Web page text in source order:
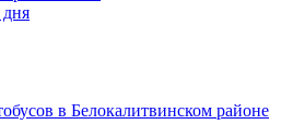
в Белокалитвинском районе